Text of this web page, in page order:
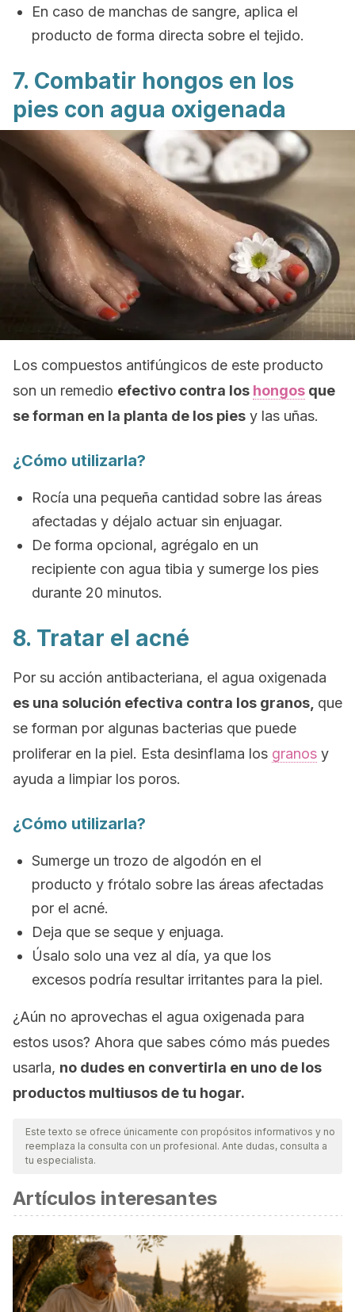
En caso de manchas de sangre, aplica el
producto de forma directa sobre el tejido.
7. Combatir hongos en los
pies con agua oxigenada
Los compuestos antifúngicos de este producto
son un remedio efectivo contra los hongos que
se forman en la planta de los pies y las uñas.
¿Cómo utilizarla?
Rocía una pequeña cantidad sobre las áreas
afectadas y déjalo actuar sin enjuagar.
De forma opcional, agrégalo en un
recipiente con agua tibia y sumerge los pies
durante 20 minutos.
8. Tratar el acné
Por su acción antibacteriana, el agua oxigenada
es una solución efectiva contra los granos, que
se forman por algunas bacterias que puede
proliferar en la piel. Esta desinflama los granos y
ayuda a limpiar los poros.
¿Cómo utilizarla?
Sumerge un trozo de algodón en el
producto y frótalo sobre las áreas afectadas
por el acné.
Deja que se seque y enjuaga.
Úsalo solo una vez al día, ya que los
excesos podría resultar irritantes para la piel.
¿Aún no aprovechas el agua oxigenada para
estos usos? Ahora que sabes cómo más puedes
usarla, no dudes en convertirla en uno de los
productos multiusos de tu hogar.
Este texto se ofrece únicamente con propósitos informativos y no
reemplaza la consulta con un profesional. Ante dudas, consulta a
tu especialista.
Artículos interesantes